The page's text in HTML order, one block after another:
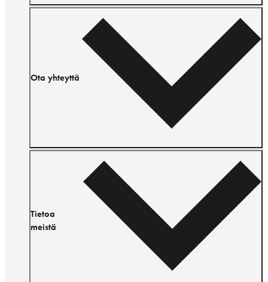
Ota yhteyttä
Tietoa
meistä